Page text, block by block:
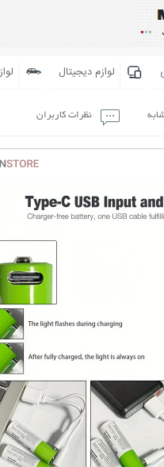
لوازم دیجیتال
نظرات کاربران